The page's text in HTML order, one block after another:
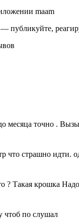
maam
публикуйте,
месяца точно .
что страшно идти.
? Такая крошка
чтоб по слушал